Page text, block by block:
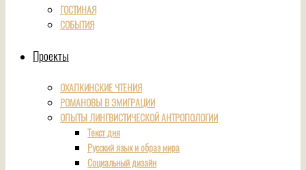
ГОСТИНАЯ
СОБЫТИЯ
Проекты
ОХАПКИНСКИЕ ЧТЕНИЯ
РОМАНОВЫ В ЭМИГРАЦИИ
ОПЫТЫ ЛИНГВИСТИЧЕСКОЙ АНТРОПОЛОГИИ
Текст дня
Русский язык и образ мира
Социальный дизайн